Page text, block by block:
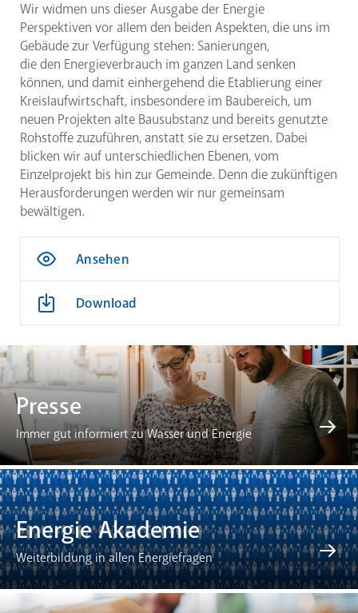
Wir widmen uns dieser Ausgabe der Energie
Perspektiven vor allem den beiden Aspekten, die uns im
Gebäude zur Verfügung stehen: Sanierungen,
die den Energieverbrauch im ganzen Land senken
können, und damit einhergehend die Etablierung einer
Kreislaufwirtschaft, insbesondere im Baubereich, um
neuen Projekten alte Bausubstanz und bereits genutzte
Rohstoffe zuzuführen, anstatt sie zu ersetzen. Dabei
blicken wir auf unterschiedlichen Ebenen, vom
Einzelprojekt bis hin zur Gemeinde. Denn die zukünftigen
Herausforderungen werden wir nur gemeinsam
bewältigen.
Ansehen
Download
Presse
Immer gut informiert zu Wasser und Energie
Energie Akademie
Weiterbildung in allen Energiefragen